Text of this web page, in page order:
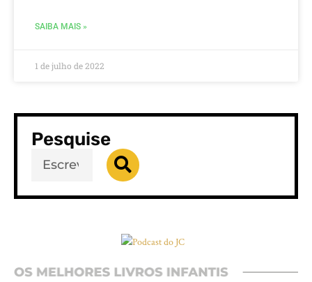
SAIBA MAIS »
1 de julho de 2022
Pesquise